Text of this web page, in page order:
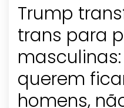
Trump
trans para
masculinas:
querem
homens,